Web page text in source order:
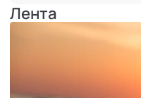
Лента